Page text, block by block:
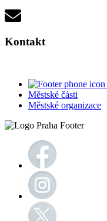
Kontakt
Městské části
Městské organizace